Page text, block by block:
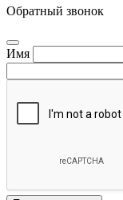
Обратный звонок
Имя